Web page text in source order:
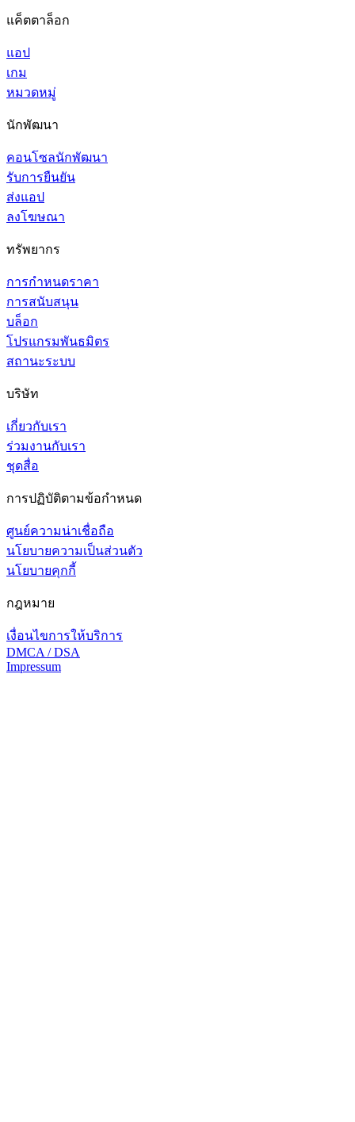
แค็ตตาล็อก
แอป
เกม
หมวดหมู่
นักพัฒนา
คอนโซลนักพัฒนา
รับการยืนยัน
ส่งแอป
ลงโฆษณา
ทรัพยากร
การกำหนดราคา
การสนับสนุน
บล็อก
โปรแกรมพันธมิตร
สถานะระบบ
บริษัท
เกี่ยวกับเรา
ร่วมงานกับเรา
ชุดสื่อ
การปฏิบัติตามข้อกำหนด
ศูนย์ความน่าเชื่อถือ
นโยบายความเป็นส่วนตัว
นโยบายคุกกี้
กฎหมาย
เงื่อนไขการให้บริการ
DMCA / DSA
Impressum